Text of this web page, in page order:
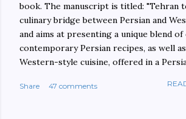
book. The manuscript is titled: "Tehran
culinary bridge between Persian and
and aims at presenting a unique blend of
contemporary Persian recipes, as well
Western-style cuisine, offered in a
walls. This book aims at constructing a
Share 47 comments